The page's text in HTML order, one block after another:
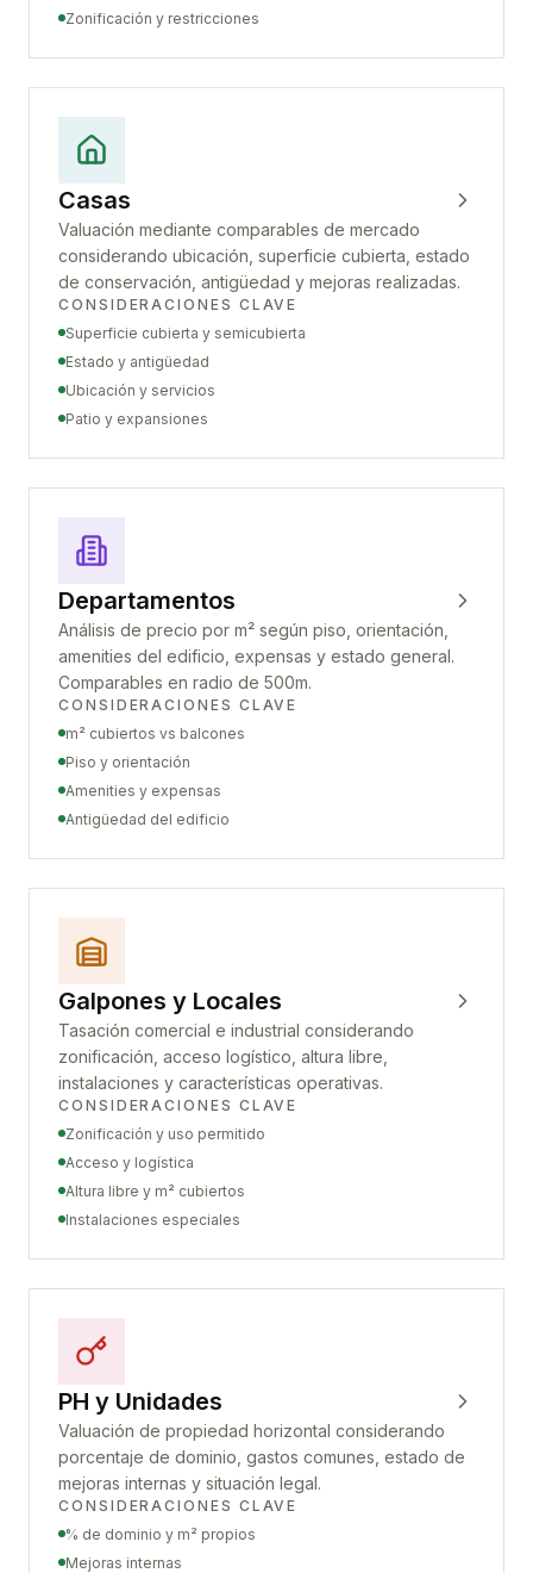
Zonificación y restricciones
Casas
Valuación mediante comparables de mercado
considerando ubicación, superficie cubierta, estado
de conservación, antigüedad y mejoras realizadas.
CONSIDERACIONES CLAVE
Superficie cubierta y semicubierta
Estado y antigüedad
Ubicación y servicios
Patio y expansiones
Departamentos
Análisis de precio por m² según piso, orientación,
amenities del edificio, expensas y estado general.
Comparables en radio de 500m.
CONSIDERACIONES CLAVE
m² cubiertos vs balcones
Piso y orientación
Amenities y expensas
Antigüedad del edificio
Galpones y Locales
Tasación comercial e industrial considerando
zonificación, acceso logístico, altura libre,
instalaciones y características operativas.
CONSIDERACIONES CLAVE
Zonificación y uso permitido
Acceso y logística
Altura libre y m² cubiertos
Instalaciones especiales
PH y Unidades
Valuación de propiedad horizontal considerando
porcentaje de dominio, gastos comunes, estado de
mejoras internas y situación legal.
CONSIDERACIONES CLAVE
% de dominio y m² propios
Mejoras internas